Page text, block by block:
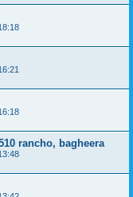
rancho, bagheera